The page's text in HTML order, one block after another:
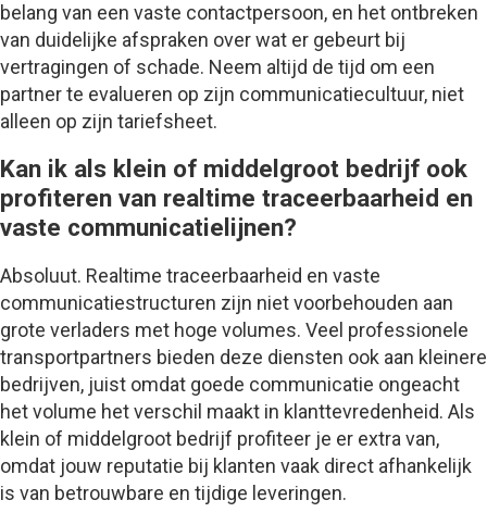
belang van een vaste contactpersoon, en het ontbreken
van duidelijke afspraken over wat er gebeurt bij
vertragingen of schade. Neem altijd de tijd om een
partner te evalueren op zijn communicatiecultuur, niet
alleen op zijn tariefsheet.
Kan ik als klein of middelgroot bedrijf ook
profiteren van realtime traceerbaarheid en
vaste communicatielijnen?
Absoluut. Realtime traceerbaarheid en vaste
communicatiestructuren zijn niet voorbehouden aan
grote verladers met hoge volumes. Veel professionele
transportpartners bieden deze diensten ook aan kleinere
bedrijven, juist omdat goede communicatie ongeacht
het volume het verschil maakt in klanttevredenheid. Als
klein of middelgroot bedrijf profiteer je er extra van,
omdat jouw reputatie bij klanten vaak direct afhankelijk
is van betrouwbare en tijdige leveringen.